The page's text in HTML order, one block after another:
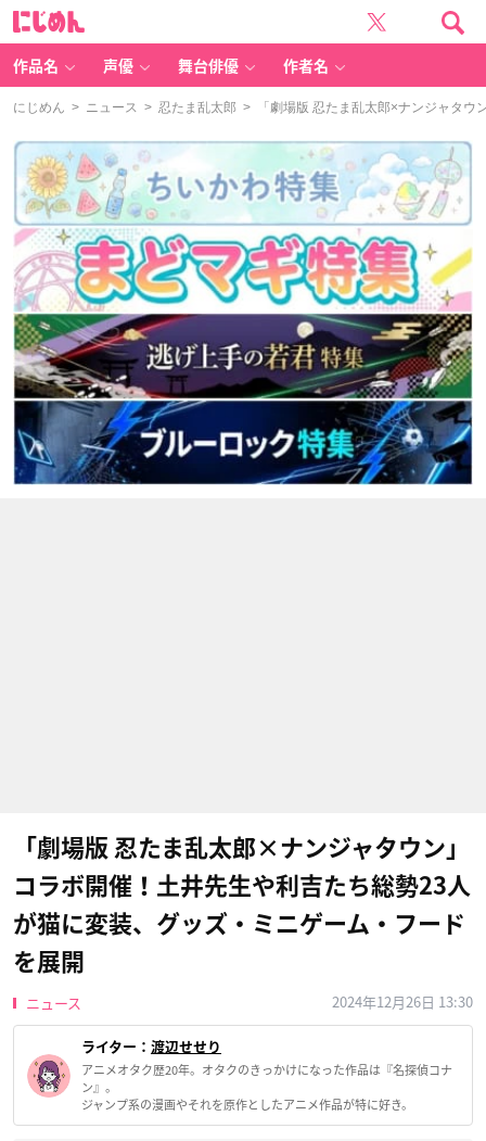
作品名 声優 舞台俳優 作者名
にじめん > ニュース > 忍たま乱太郎 > 「劇場版 忍たま乱太郎×ナンジャタウ
「劇場版 忍たま乱太郎×ナンジャタウン」
コラボ開催！土井先生や利吉たち総勢23人
が猫に変装、グッズ・ミニゲーム・フード
を展開
ニュース 2024年12月26日 13:30
ライター： 渡辺せせり
アニメオタク歴20年。オタクのきっかけになった作品は『名探偵コナ
ン』。
ジャンプ系の漫画やそれを原作としたアニメ作品が特に好き。